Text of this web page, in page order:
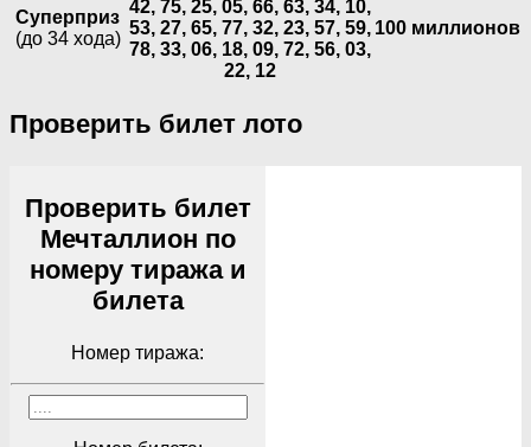
Суперприз
(до 34 хода)
42, 75, 25, 05, 66, 63, 34, 10,
53, 27, 65, 77, 32, 23, 57, 59,
78, 33, 06, 18, 09, 72, 56, 03,
22, 12
100 миллионов
Проверить билет лото
Проверить билет
Мечталлион по
номеру тиража и
билета
Номер тиража: